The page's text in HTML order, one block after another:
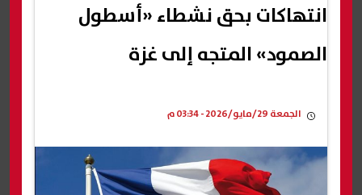
انتهاكات بحق نشطاء «أسطول
الصمود» المتجه إلى غزة
الجمعة 29/مايو/2026 - 03:34 م